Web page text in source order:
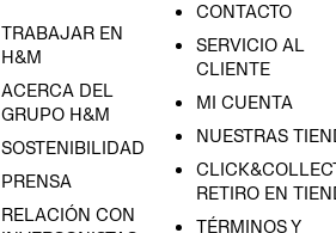
TRABAJAR EN
H&M
ACERCA DEL
GRUPO H&M
SOSTENIBILIDAD
PRENSA
RELACIÓN CON
CONTACTO
SERVICIO AL
CLIENTE
MI CUENTA
NUESTRAS
RETIRO EN
TÉRMINOS Y